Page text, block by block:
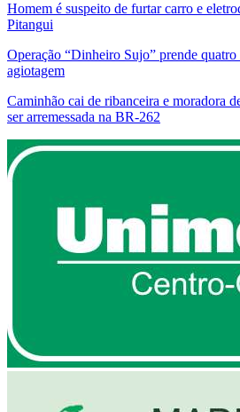
Homem é suspeito de furtar carro e
Pitangui
Operação “Dinheiro Sujo” prende quatro
agiotagem
Caminhão cai de ribanceira e moradora
ser arremessada na BR-262